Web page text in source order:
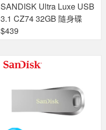
SANDISK Ultra Luxe USB
3.1 CZ74 32GB 隨身碟
$439